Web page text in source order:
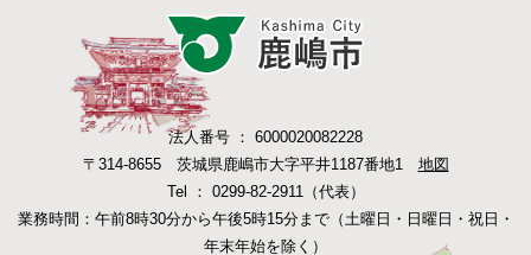
法人番号 ： 6000020082228
〒314-8655 茨城県鹿嶋市大字平井1187番地1 地図
Tel ： 0299-82-2911（代表）
業務時間：午前8時30分から午後5時15分まで（土曜日・日曜日・祝日・
年末年始を除く）